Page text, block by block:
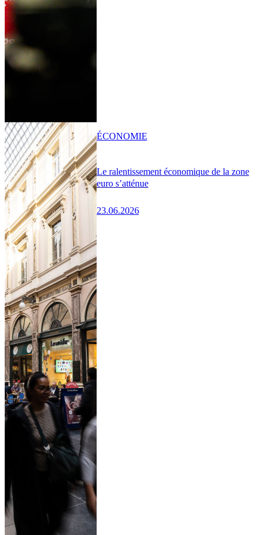
Le ralentissement économique de la zone
euro s’atténue
23.06.2026
ÉCONOMIE